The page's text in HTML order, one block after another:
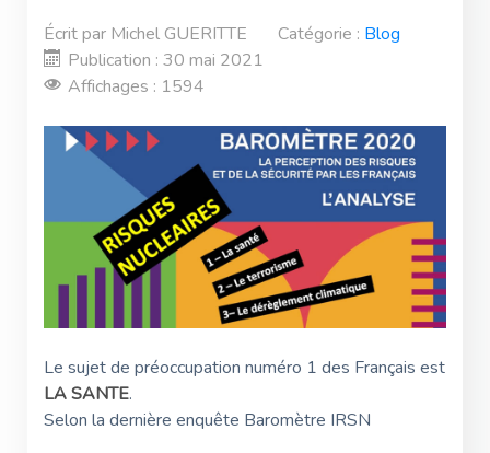
Écrit par Michel GUERITTE Catégorie : Blog
Publication : 30 mai 2021
Affichages : 1594
Le sujet de préoccupation numéro 1 des Français est
LA SANTE.
Selon la dernière enquête Baromètre IRSN